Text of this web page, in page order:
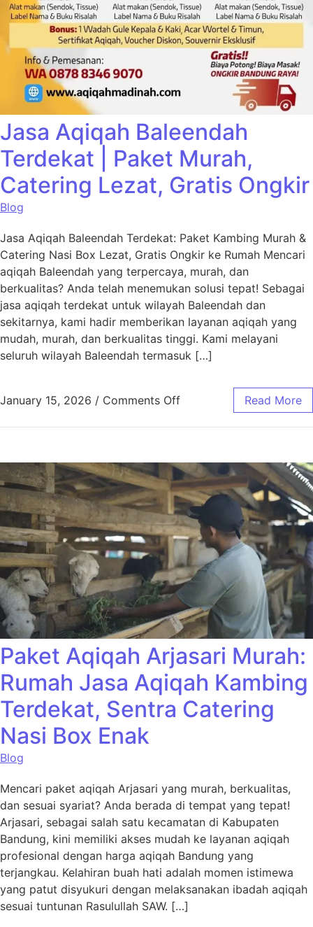
Jasa Aqiqah Baleendah
Terdekat | Paket Murah,
Catering Lezat, Gratis Ongkir
Blog
Jasa Aqiqah Baleendah Terdekat: Paket Kambing Murah &
Catering Nasi Box Lezat, Gratis Ongkir ke Rumah Mencari
aqiqah Baleendah yang terpercaya, murah, dan
berkualitas? Anda telah menemukan solusi tepat! Sebagai
jasa aqiqah terdekat untuk wilayah Baleendah dan
sekitarnya, kami hadir memberikan layanan aqiqah yang
mudah, murah, dan berkualitas tinggi. Kami melayani
seluruh wilayah Baleendah termasuk […]
January 15, 2026 / Comments Off Read More
Paket Aqiqah Arjasari Murah:
Rumah Jasa Aqiqah Kambing
Terdekat, Sentra Catering
Nasi Box Enak
Blog
Mencari paket aqiqah Arjasari yang murah, berkualitas,
dan sesuai syariat? Anda berada di tempat yang tepat!
Arjasari, sebagai salah satu kecamatan di Kabupaten
Bandung, kini memiliki akses mudah ke layanan aqiqah
profesional dengan harga aqiqah Bandung yang
terjangkau. Kelahiran buah hati adalah momen istimewa
yang patut disyukuri dengan melaksanakan ibadah aqiqah
sesuai tuntunan Rasulullah SAW. […]